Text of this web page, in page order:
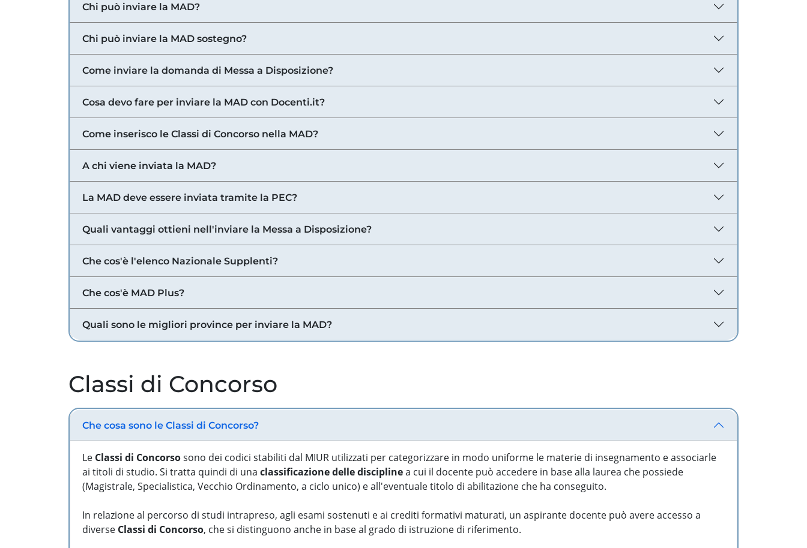
Chi può inviare la MAD?
Chi può inviare la MAD sostegno?
Come inviare la domanda di Messa a Disposizione?
Cosa devo fare per inviare la MAD con Docenti.it?
Come inserisco le Classi di Concorso nella MAD?
A chi viene inviata la MAD?
La MAD deve essere inviata tramite la PEC?
Quali vantaggi ottieni nell'inviare la Messa a Disposizione?
Che cos'è l'elenco Nazionale Supplenti?
Che cos'è MAD Plus?
Quali sono le migliori province per inviare la MAD?
Classi di Concorso
Che cosa sono le Classi di Concorso?
Le Classi di Concorsosono dei codici stabiliti dal MIUR utilizzati per categorizzare in modo uniforme le materie di insegnamento e associarle
ai titoli di studio. Si tratta quindi di una classificazione delle disciplinea cui il docente può accedere in base alla laurea che possiede
(Magistrale, Specialistica, Vecchio Ordinamento, a ciclo unico) e all'eventuale titolo di abilitazione che ha conseguito.
In relazione al percorso di studi intrapreso, agli esami sostenuti e ai crediti formativi maturati, un aspirante docente può avere accesso a
diverse Classi di Concorso, che si distinguono anche in base al grado di istruzione di riferimento.